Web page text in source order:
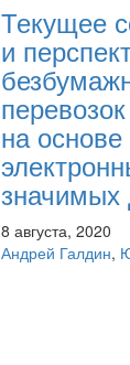
Текущее
и
на
значимых
8 августа, 2020
Андрей Галдин,